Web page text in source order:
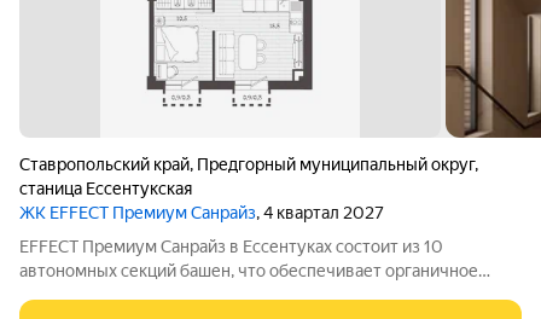
Ставропольский край, Предгорный муниципальный округ,
станица Ессентукская
ЖК EFFECT Премиум Санрайз, 4 квартал 2027
EFFECT Премиум Санрайз в Ессентуках состоит из 10
автономных секций башен, что обеспечивает органичное